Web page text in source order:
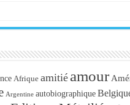
Afrique amitié amour
Argentine autobiographique